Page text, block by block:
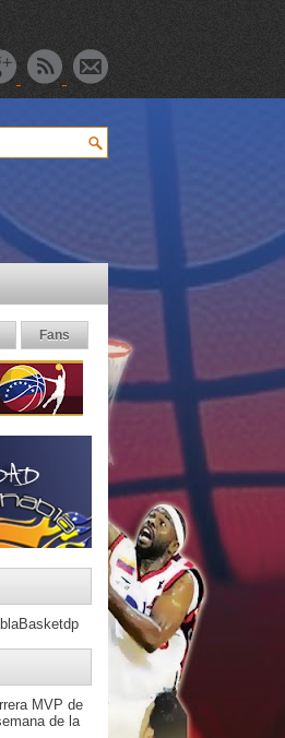
Fans
MVP de
de la